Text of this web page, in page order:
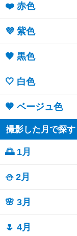
❤️ 赤色
💜 紫色
🖤 黒色
🤍 白色
🤎 ベージュ色
撮影した月で探す
🌅 1月
⛄ 2月
🌸 3月
🌷 4月